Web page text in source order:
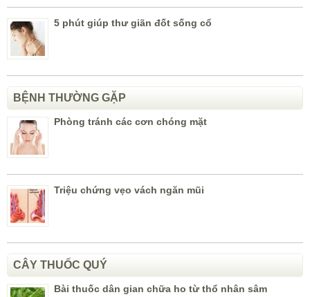
5 phút giúp thư giãn đốt sống cổ
BỆNH THƯỜNG GẶP
Phòng tránh các cơn chóng mặt
Triệu chứng vẹo vách ngăn mũi
CÂY THUỐC QUÝ
Bài thuốc dân gian chữa ho từ thổ nhân sâm